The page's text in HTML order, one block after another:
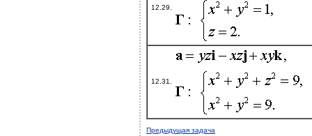
12.29.
12.31.
Предыдущая задача